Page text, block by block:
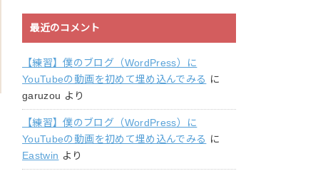
最近のコメント
【練習】僕のブログ（WordPress）に
YouTubeの動画を初めて埋め込んでみる に
garuzou より
【練習】僕のブログ（WordPress）に
YouTubeの動画を初めて埋め込んでみる に
Eastwin より